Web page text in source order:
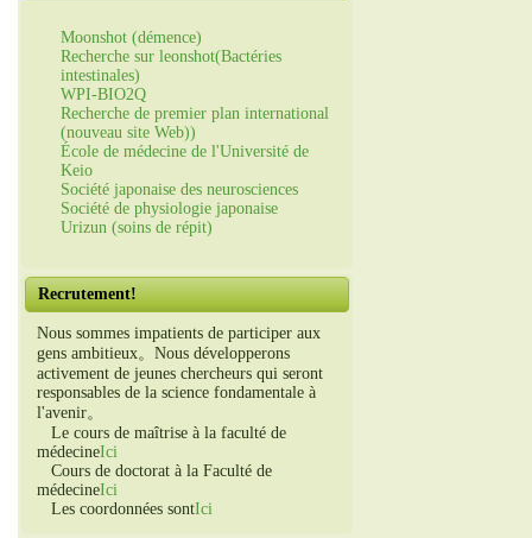
Moonshot (démence)
Recherche sur leonshot(Bactéries
intestinales)
WPI-BIO2Q
Recherche de premier plan international
(nouveau site Web))
École de médecine de l'Université de
Keio
Société japonaise des neurosciences
Société de physiologie japonaise
Urizun (soins de répit)
Recrutement!
Nous sommes impatients de participer aux
gens ambitieux。Nous développerons
activement de jeunes chercheurs qui seront
responsables de la science fondamentale à
l'avenir。
Le cours de maîtrise à la faculté de
médecineIci
Cours de doctorat à la Faculté de
médecineIci
Les coordonnées sontIci